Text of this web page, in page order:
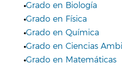
Grado en Biología
Grado en Física
Grado en Química
Grado en Ciencias
Grado en Matemáticas